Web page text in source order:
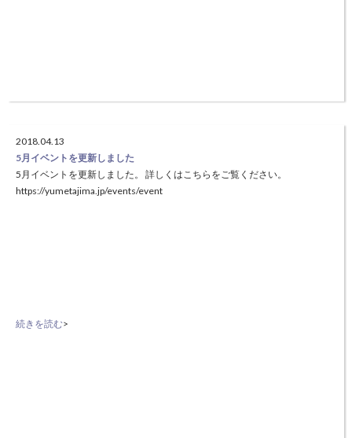
2018.04.13
5月イベントを更新しました
5月イベントを更新しました。 詳しくはこちらをご覧ください。
https://yumetajima.jp/events/event
続きを読む>